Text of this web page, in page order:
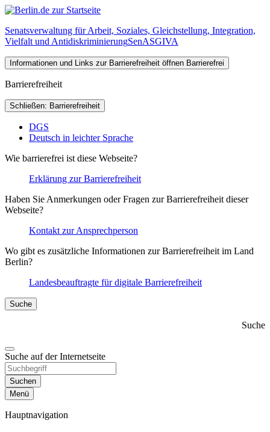
Senatsverwaltung für Arbeit, Soziales, Gleichstellung, Integration,
Vielfalt und AntidiskriminierungSenASGIVA
Informationen und Links zur Barrierefreiheit öffnen Barrierefrei
Barrierefreiheit
Schließen: Barrierefreiheit
DGS
Deutsch in leichter Sprache
Wie barrierefrei ist diese Webseite?
Erklärung zur Barrierefreiheit
Haben Sie Anmerkungen oder Fragen zur Barrierefreiheit dieser
Webseite?
Kontakt zur Ansprechperson
Wo gibt es zusätzliche Informationen zur Barrierefreiheit im Land
Berlin?
Landesbeauftragte für digitale Barrierefreiheit
Suche
Suche
Suche auf der Internetseite
Suchen
Menü
Hauptnavigation